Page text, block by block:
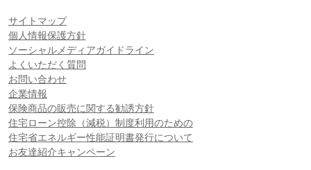
サイトマップ
個人情報保護方針
ソーシャルメディアガイドライン
よくいただく質問
お問い合わせ
企業情報
保険商品の販売に関する勧誘方針
住宅ローン控除（減税）制度利用のための
住宅省エネルギー性能証明書発行について
お友達紹介キャンペーン